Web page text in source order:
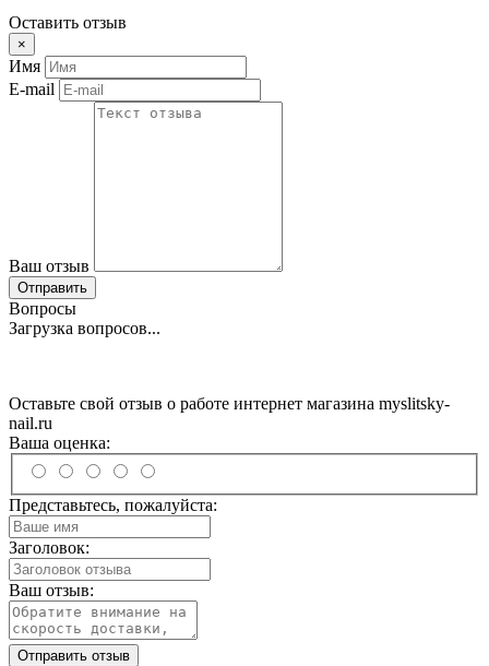
Оставить отзыв
×
Имя
E-mail
Ваш отзыв
Отправить
Вопросы
Загрузка вопросов...
Оставьте свой отзыв о работе интернет магазина myslitsky-
nail.ru
Ваша оценка:
Представьтесь, пожалуйста:
Заголовок:
Ваш отзыв:
Отправить отзыв